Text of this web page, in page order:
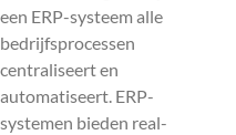
een ERP-systeem alle
bedrijfsprocessen
centraliseert en
automatiseert. ERP-
systemen bieden real-